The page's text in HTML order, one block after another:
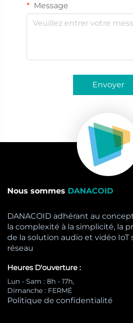
Message
Envoyer
Nous sommes DANACOID
DANACOID adhérant au
la complexité à la simplicité, la
de la solution audio et vidéo IoT
réseau
Heures D'ouverture :
Lun - Sam : 8h - 17h,
Dimanche : FERMÉ
Politique de confidentialité